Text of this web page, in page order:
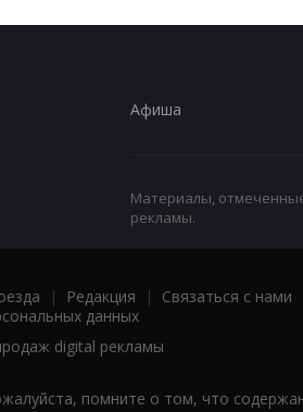
Афиша
Материалы,
рекламы.
| Редакция | Связаться с нами
данных
digital рекламы
помните о том, что